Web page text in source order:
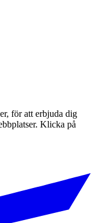
för att erbjuda dig
Klicka på